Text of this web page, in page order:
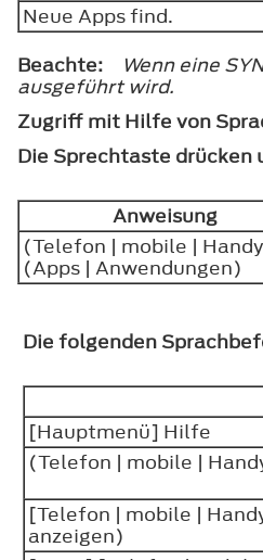
Neue Apps find.
Beachte:
Wenn eine
ausgeführt wird.
Zugriff mit Hilfe von
Die Sprechtaste drücken
Anweisung
(Telefon | mobile |
(Apps | Anwendungen)
Die folgenden
[Hauptmenü] Hilfe
(Telefon | mobile |
[Telefon | mobile |
anzeigen)